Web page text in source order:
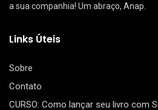
a sua companhia! Um abraço, Anap.
Links Úteis
Sobre
Contato
CURSO: Como lançar seu livro com